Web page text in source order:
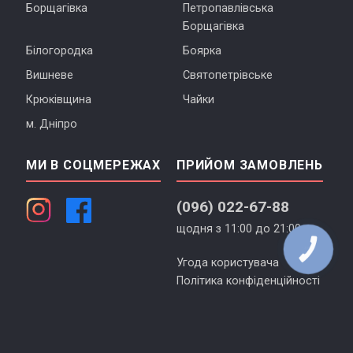
Борщагівка
Петропавлівська
Борщагівка
Білогородка
Боярка
Вишневе
Святопетрівське
Крюківщина
Чайки
м. Дніпро
МИ В СОЦМЕРЕЖАХ ПРИЙОМ ЗАМОВЛЕНЬ
(096) 022-67-88
щодня з 11:00 до 21:00
Угода користувача
Політика конфіденційності